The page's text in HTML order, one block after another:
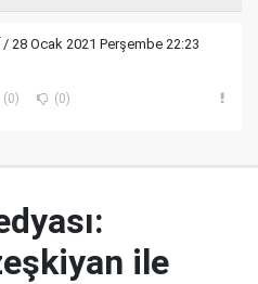
/ 28 Ocak 2021 Perşembe 22:23
(0) (0)
ile